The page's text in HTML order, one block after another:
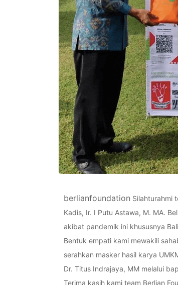
berlianfoundation Silahturahmi
Kadis, Ir. I Putu Astawa, M. MA.
akibat pandemik ini khususnya
Bentuk empati kami mewakili
serahkan masker hasil karya
Dr. Titus Indrajaya, MM melalui
Terima kasih kami team Berlian